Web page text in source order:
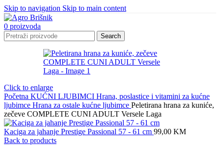
Skip to navigation Skip to main content
0 proizvoda
Search
Click to enlarge
Početna KUĆNI LJUBIMCI Hrana, poslastice i vitamini za kućne
ljubimce Hrana za ostale kućne ljubimce Peletirana hrana za kuniće,
zečeve COMPLETE CUNI ADULT Versele Laga
Kaciga za jahanje Prestige Passional 57 - 61 cm 99,00 KM
Back to products